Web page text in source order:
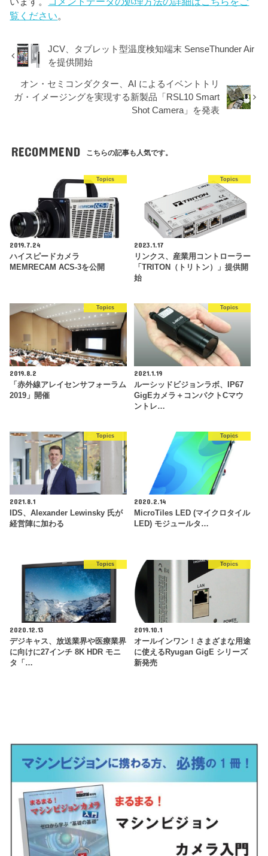
覧ください。
JCV、タブレット型温度検知端末 SenseThunder Air
を提供開始
オン・セミコンダクター、AI によるイベントトリ
ガ・イメージングを実現する新製品「RSL10 Smart
Shot Camera」を発表
RECOMMEND こちらの記事も人気です。
Topics
2019.7.24
ハイスピードカメラ
MEMRECAM ACS-3を公開
Topics
2023.1.17
リンクス、産業用コントローラー
「TRITON（トリトン）」提供開
始
Topics
2019.8.2
「赤外線アレイセンサフォーラム
2019」開催
Topics
2021.1.19
ルーシッドビジョンラボ、IP67
GigEカメラ＋コンパクトCマウ
ントレ…
Topics
2021.8.1
IDS、Alexander Lewinsky 氏が
経営陣に加わる
Topics
2020.2.14
MicroTiles LED (マイクロタイル
LED) モジュールタ…
Topics
2020.12.13
デジキャス、放送業界や医療業界
に向けに27インチ 8K HDR モニ
タ「…
Topics
2019.10.1
オールインワン！さまざまな用途
に使えるRyugan GigE シリーズ
新発売